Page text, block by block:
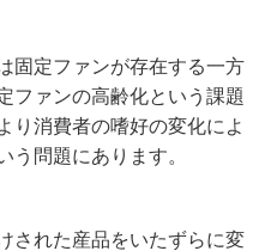
固定ファンが存在する一方
ファンの高齢化という課題
り消費者の嗜好の変化によ
う問題にあります。
された産品をいたずらに変